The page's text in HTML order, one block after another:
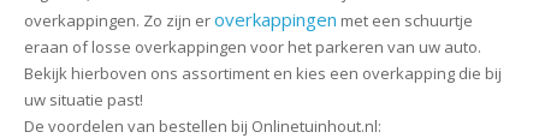
overkappingen. Zo zijn eroverkappingen met een schuurtje
eraan of losse overkappingen voor het parkeren van uw auto.
Bekijk hierboven ons assortiment en kies een overkapping die bij
uw situatie past!
De voordelen van bestellen bij Onlinetuinhout.nl: